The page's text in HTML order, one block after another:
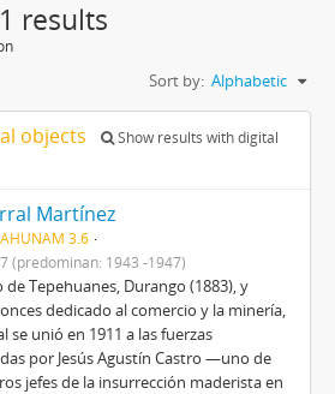
results
Sort by: Alphabetic
objects
Show results with digital
Martínez
3.6
(predominan: 1943 -1947)
Tepehuanes, Durango (1883), y
dedicado al comercio y la minería,
se unió en 1911 a las fuerzas
por Jesús Agustín Castro —uno de
jefes de la insurrección maderista en